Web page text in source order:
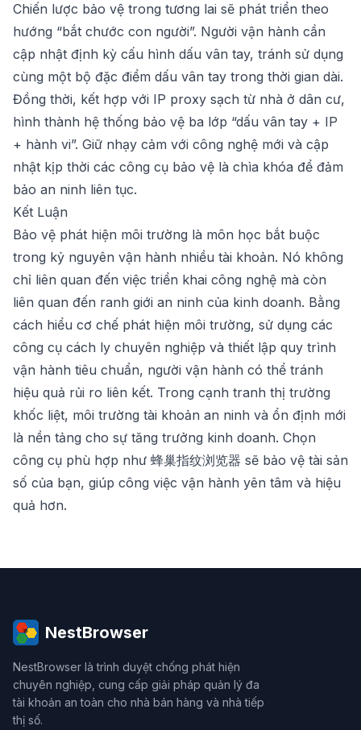
Chiến lược bảo vệ trong tương lai sẽ phát triển theo
hướng “bắt chước con người”. Người vận hành cần
cập nhật định kỳ cấu hình dấu vân tay, tránh sử dụng
cùng một bộ đặc điểm dấu vân tay trong thời gian dài.
Đồng thời, kết hợp với IP proxy sạch từ nhà ở dân cư,
hình thành hệ thống bảo vệ ba lớp “dấu vân tay + IP
+ hành vi”. Giữ nhạy cảm với công nghệ mới và cập
nhật kịp thời các công cụ bảo vệ là chìa khóa để đảm
bảo an ninh liên tục.
Kết Luận
Bảo vệ phát hiện môi trường là môn học bắt buộc
trong kỷ nguyên vận hành nhiều tài khoản. Nó không
chỉ liên quan đến việc triển khai công nghệ mà còn
liên quan đến ranh giới an ninh của kinh doanh. Bằng
cách hiểu cơ chế phát hiện môi trường, sử dụng các
công cụ cách ly chuyên nghiệp và thiết lập quy trình
vận hành tiêu chuẩn, người vận hành có thể tránh
hiệu quả rủi ro liên kết. Trong cạnh tranh thị trường
khốc liệt, môi trường tài khoản an ninh và ổn định mới
là nền tảng cho sự tăng trưởng kinh doanh. Chọn
công cụ phù hợp như 蜂巢指纹浏览器 sẽ bảo vệ tài sản
số của bạn, giúp công việc vận hành yên tâm và hiệu
quả hơn.
NestBrowser
NestBrowser là trình duyệt chống phát hiện
chuyên nghiệp, cung cấp giải pháp quản lý đa
tài khoản an toàn cho nhà bán hàng và nhà tiếp
thị số.